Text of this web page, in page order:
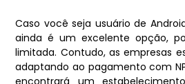
Caso você seja usuário de
ainda é um excelente opção,
limitada. Contudo, as empresas
adaptando ao pagamento com